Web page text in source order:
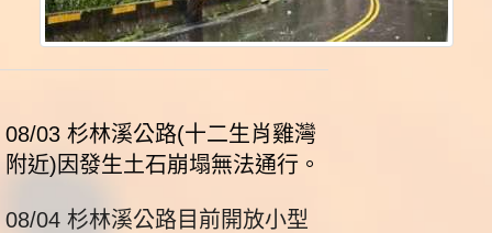
08/03 杉林溪公路(十二生肖雞灣
附近)因發生土石崩塌無法通行。
08/04 杉林溪公路目前開放小型